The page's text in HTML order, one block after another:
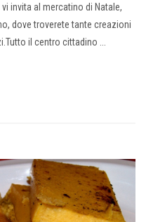
invita al mercatino di Natale,
dove troverete tante creazioni
il centro cittadino ...